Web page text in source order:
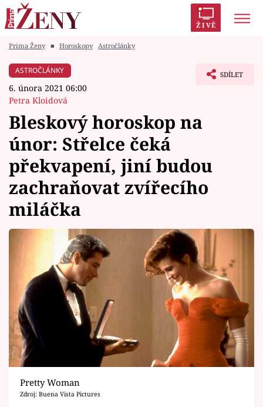
ŽIVĚ
Módní alarm
Témata
Celebrity
Vztahy
Seriály
Horoskopy
Sledujte prima+
Filmový festival Karlovy Vary
Pořady
Mámy sobě
Prima Ženy ■ Horoskopy Astročlánky
ASTROČLÁNKY
6. února 2021 06:00
Petra Kloidová
SDÍLET
Bleskový horoskop na
únor: Střelce čeká
překvapení, jiní budou
zachraňovat zvířecího
miláčka
Pretty Woman
Zdroj: Buena Vista Pictures